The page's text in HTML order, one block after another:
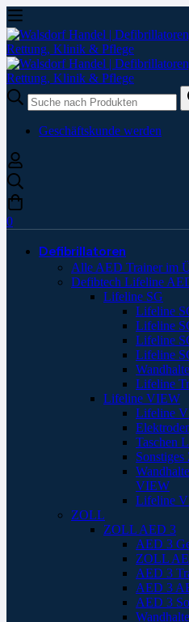
Suche
nach:
Geschäftskunde werden
0
Defibrillatoren
Alle AED Trainer im
Defibtech Lifeline
Lifeline SG
Lifeline
Lifeline
Lifeline
Lifeline
Lifeline
Lifeline VIEW
Lifeline
Taschen
VIEW
Lifeline
ZOLL
ZOLL AED 3
AED 3
ZOLL
AED 3
AED 3
AED 3